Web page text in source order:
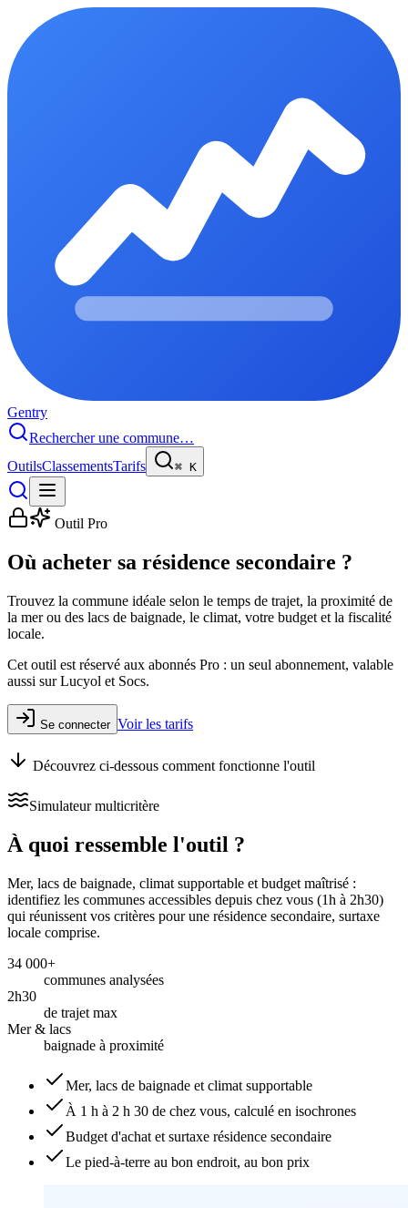
Gentry
Rechercher une commune…
OutilsClassementsTarifs ⌘ K
Outil Pro
Où acheter sa résidence secondaire ?
Trouvez la commune idéale selon le temps de trajet, la proximité de
la mer ou des lacs de baignade, le climat, votre budget et la fiscalité
locale.
Cet outil est réservé aux abonnés Pro : un seul abonnement, valable
aussi sur Lucyol et Socs.
Se connecter Voir les tarifs
Découvrez ci-dessous comment fonctionne l'outil
Simulateur multicritère
À quoi ressemble l'outil ?
Mer, lacs de baignade, climat supportable et budget maîtrisé :
identifiez les communes accessibles depuis chez vous (1h à 2h30)
qui réunissent vos critères pour une résidence secondaire, surtaxe
locale comprise.
34 000+
communes analysées
2h30
de trajet max
Mer & lacs
baignade à proximité
Mer, lacs de baignade et climat supportable
À 1 h à 2 h 30 de chez vous, calculé en isochrones
Budget d'achat et surtaxe résidence secondaire
Le pied-à-terre au bon endroit, au bon prix